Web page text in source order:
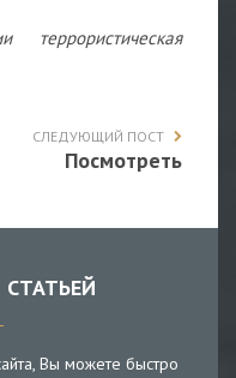
СЛЕДУЮЩИЙ ПОСТ
Посмотреть
Вы можете быстро